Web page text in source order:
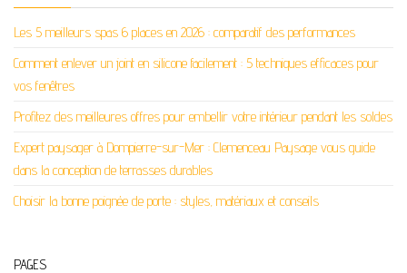
Les 5 meilleurs spas 6 places en 2026 : comparatif des performances
Comment enlever un joint en silicone facilement : 5 techniques efficaces pour
vos fenêtres
Profitez des meilleures offres pour embellir votre intérieur pendant les soldes
Expert paysager à Dompierre-sur-Mer : Clemenceau Paysage vous guide
dans la conception de terrasses durables
Choisir la bonne poignée de porte : styles, matériaux et conseils
PAGES